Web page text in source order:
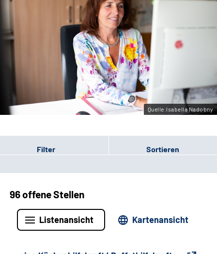
Sozialdienste & Zuweisende
Erweiterte Suche
Gebärdensprache
Leichte Sprache
Quelle:Isabella Nadobny
Filter Sortieren
96 offene Stellen
Listenansicht Kartenansicht